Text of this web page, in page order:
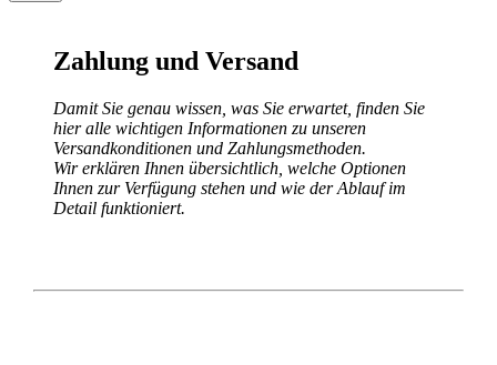
Zahlung und Versand
Damit Sie genau wissen, was Sie erwartet, finden Sie
hier alle wichtigen Informationen zu unseren
Versandkonditionen und Zahlungsmethoden.
Wir erklären Ihnen übersichtlich, welche Optionen
Ihnen zur Verfügung stehen und wie der Ablauf im
Detail funktioniert.